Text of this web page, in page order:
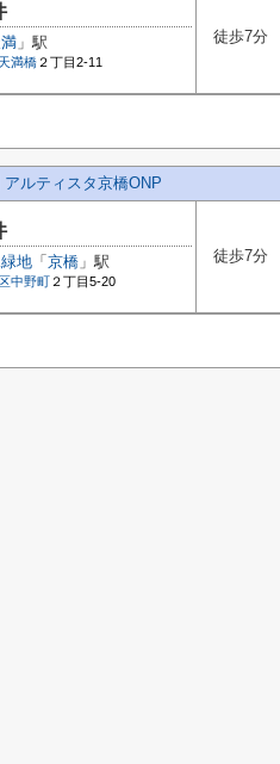
」駅
天満橋 ２丁目2-11
徒歩7分
アルティスタ京橋ONP
地 「 京橋 」駅
中野町 ２丁目5-20
徒歩7分